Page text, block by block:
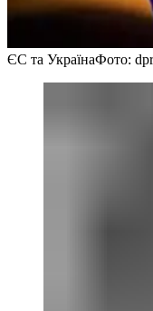
ЄС та УкраїнаФото: